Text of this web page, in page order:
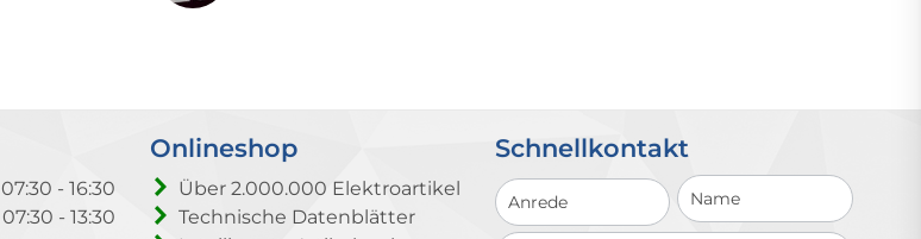
07:30 - 16:30
07:30 - 13:30
Onlineshop
Über 2.000.000 Elektroartikel
Technische Datenblätter
Schnellkontakt
Schnellkontakt